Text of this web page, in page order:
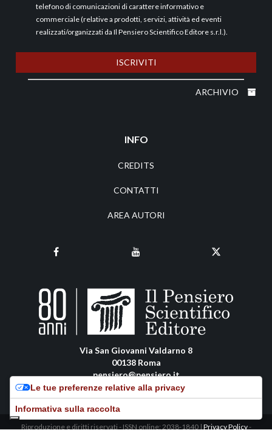
telefono di comunicazioni di carattere informativo e
commerciale (relative a prodotti, servizi, attività ed eventi
realizzati/organizzati da Il Pensiero Scientifico Editore s.r.l.).
ISCRIVITI
ARCHIVIO
INFO
CREDITS
CONTATTI
AREA AUTORI
Via San Giovanni Valdarno 8
00138 Roma
pensiero@pensiero.it
amministrazione@pec.pensiero.com
Riproduzione e diritti riservati - ISSN online: 2038-1840 | Privacy Policy-
Le tue preferenze relative alla privacy
Informativa sulla raccolta